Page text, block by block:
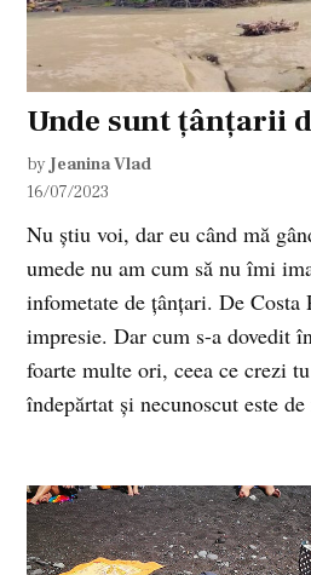
Unde sunt țânțarii
by Jeanina Vlad
16/07/2023
Nu știu voi, dar eu când mă
umede nu am cum să nu îmi
infometate de țânțari. De Costa
impresie. Dar cum s-a dovedit
foarte multe ori, ceea ce crezi
îndepărtat și necunoscut este